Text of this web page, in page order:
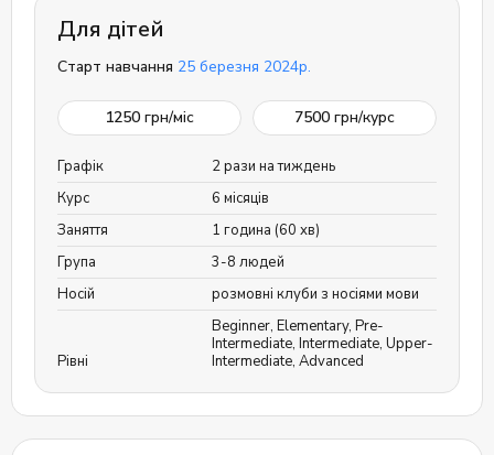
Для дітей
Старт навчання 25 березня 2024р.
1250 грн/міс 7500 грн/курс
Графік
2 рази на тиждень
Курс
6 місяців
Заняття
1 година (60 хв)
Група
3-8 людей
Носій
розмовні клуби з носіями мови
Рівні
Beginner, Elementary, Pre-
Intermediate, Intermediate, Upper-
Intermediate, Advanced